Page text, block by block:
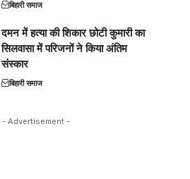
बिहारी समाज
दमन में हत्या की शिकार छोटी कुमारी का
सिलवासा में परिजनों ने किया अंतिम
संस्कार
बिहारी समाज
- Advertisement -